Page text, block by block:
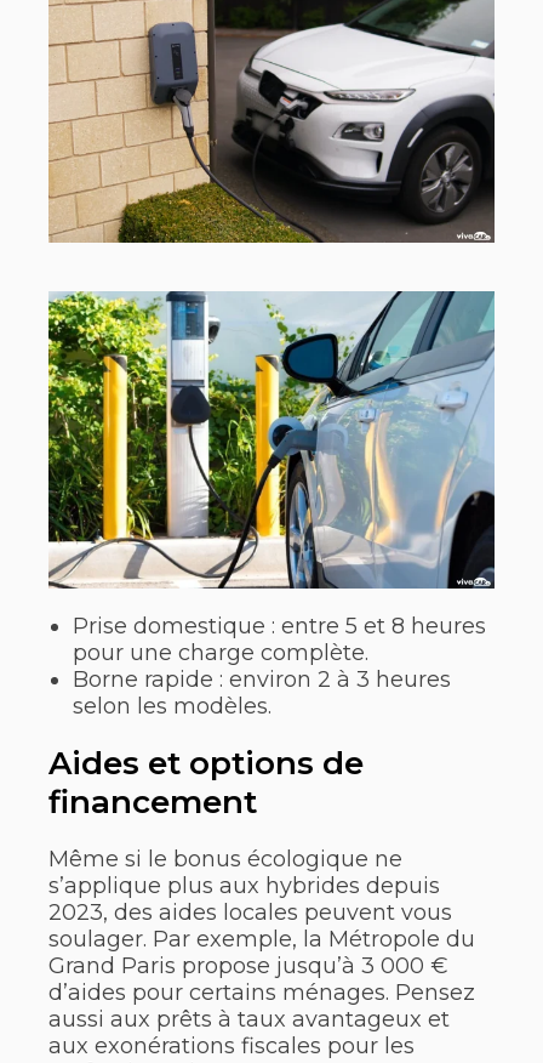
Prise domestique : entre 5 et 8 heures
pour une charge complète.
Borne rapide : environ 2 à 3 heures
selon les modèles.
Aides et options de
financement
Même si le bonus écologique ne
s’applique plus aux hybrides depuis
2023, des aides locales peuvent vous
soulager. Par exemple, la Métropole du
Grand Paris propose jusqu’à 3 000 €
d’aides pour certains ménages. Pensez
aussi aux prêts à taux avantageux et
aux exonérations fiscales pour les